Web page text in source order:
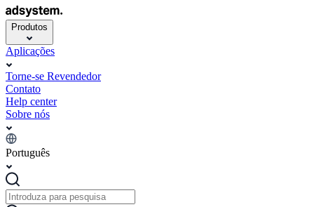
Produtos
Aplicações
Torne-se Revendedor
Contato
Help center
Sobre nós
Português